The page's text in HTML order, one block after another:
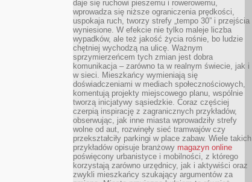
daje się ruchowi pieszemu i rowerowemu,
wprowadza się niższe ograniczenia prędkości,
uspokaja ruch, tworzy strefy „tempo 30” i przejścia
wyniesione. W efekcie nie tylko maleje liczba
wypadków, ale też jakość życia rośnie, bo ludzie
chętniej wychodzą na ulicę. Ważnym
sprzymierzeńcem tych zmian jest dobra
komunikacja – zarówno ta w realnym świecie, jak i
w sieci. Mieszkańcy wymieniają się
doświadczeniami w mediach społecznościowych,
komentują projekty miejscowego planu, wspólnie
tworzą inicjatywy sąsiedzkie. Coraz częściej
czerpią inspirację z zagranicznych przykładów,
obserwując, jak inne miasta wprowadziły strefy
wolne od aut, rozwinęły sieć tramwajów czy
przekształciły parkingi w place zabaw. Wiele takich
przykładów opisuje branżowy magazyn online
poświęcony urbanistyce i mobilności, z którego
korzystają zarówno urzędnicy, jak i aktywiści oraz
zwykli mieszkańcy szukający argumentów za